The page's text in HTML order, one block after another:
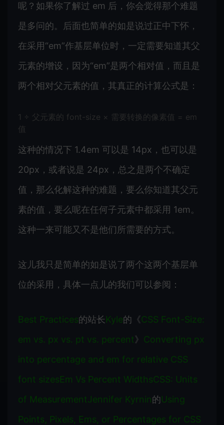
呢？如果你了解过 em 后，你会觉得那个难题
是多问的。后面也简单的如是说过正中下怀，
在采用“em”作基层单位时，一定需要知道其父
元素的增设，因为“em”是两个相对值，而且是
两个相对父元素的值，其真正的计算公式是：
1 ÷ 父元素的 font-size × 需要转换的像素值 = em
值
这种的情况下 1.4em 可以是 14px，也可以是
20px，或者说是 24px，总之是两个不确定
值，那么化解这种的难题，要么你知道其父元
素的值，要么呢在任何子元素中都采用 1em。
这种一来可能又不是他们所需要的方式。
这儿我只是简单的如是说了两个这两个基层单
位的采用，具体一点儿的我们可以参阅：
Best Practices的站长Kyle的《CSS Font-Size:
em vs. px vs. pt vs. percent》 Converting px
into percentage and em for relative CSS
font sizesEm Vs Percent WidthsCSS: Units
of MeasurementJennifer Kyrnin的Using
Points, Pixels, Ems, or Percentages for CSS